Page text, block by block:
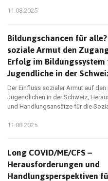
11.08.2025
Bildungschancen für
soziale Armut den
Erfolg im
Jugendliche in der
Der Einfluss sozialer Armut auf
Jugendlichen in der Schweiz,
und Handlungsansätze für die
11.08.2025
Long COVID/ME/CFS –
Herausforderungen und
Handlungsperspektiven